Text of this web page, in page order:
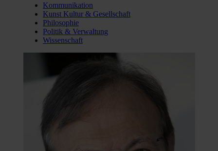
Kommunikation
Kunst Kultur & Gesellschaft
Philosophie
Politik & Verwaltung
Wissenschaft